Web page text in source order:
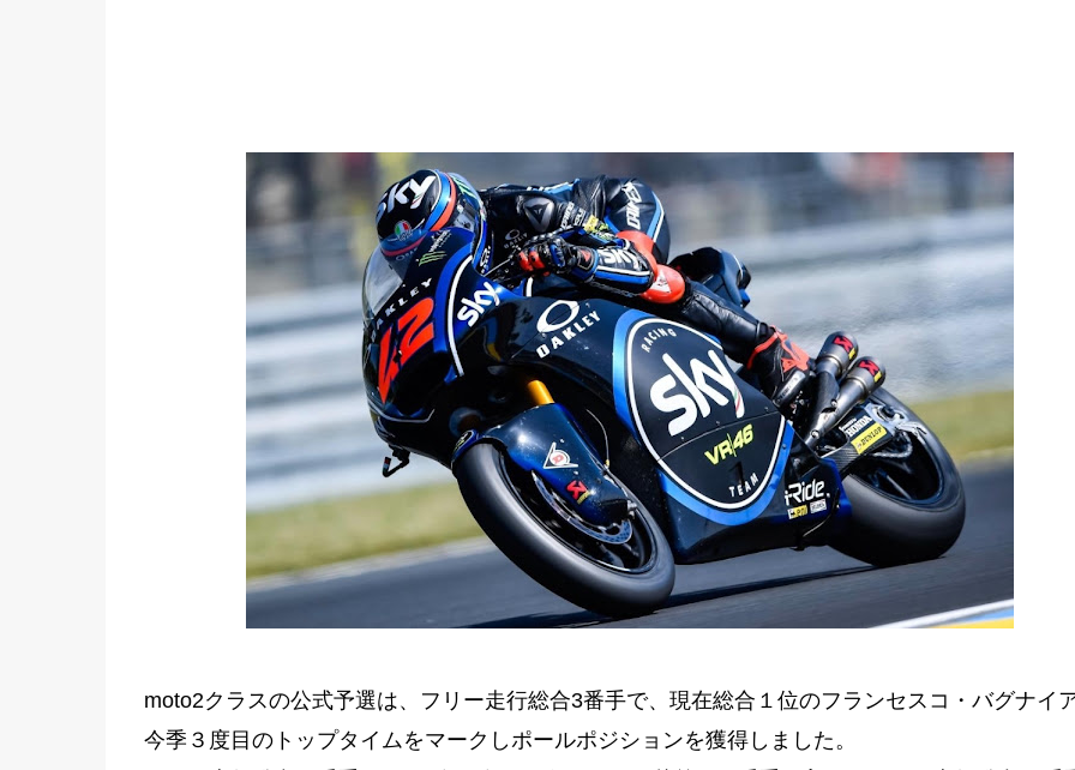
moto2クラスの公式予選は、フリー走行総合3番手で、現在総合１位のフランセスコ・バグナイ
今季３度目のトップタイムをマークしポールポジションを獲得しました。